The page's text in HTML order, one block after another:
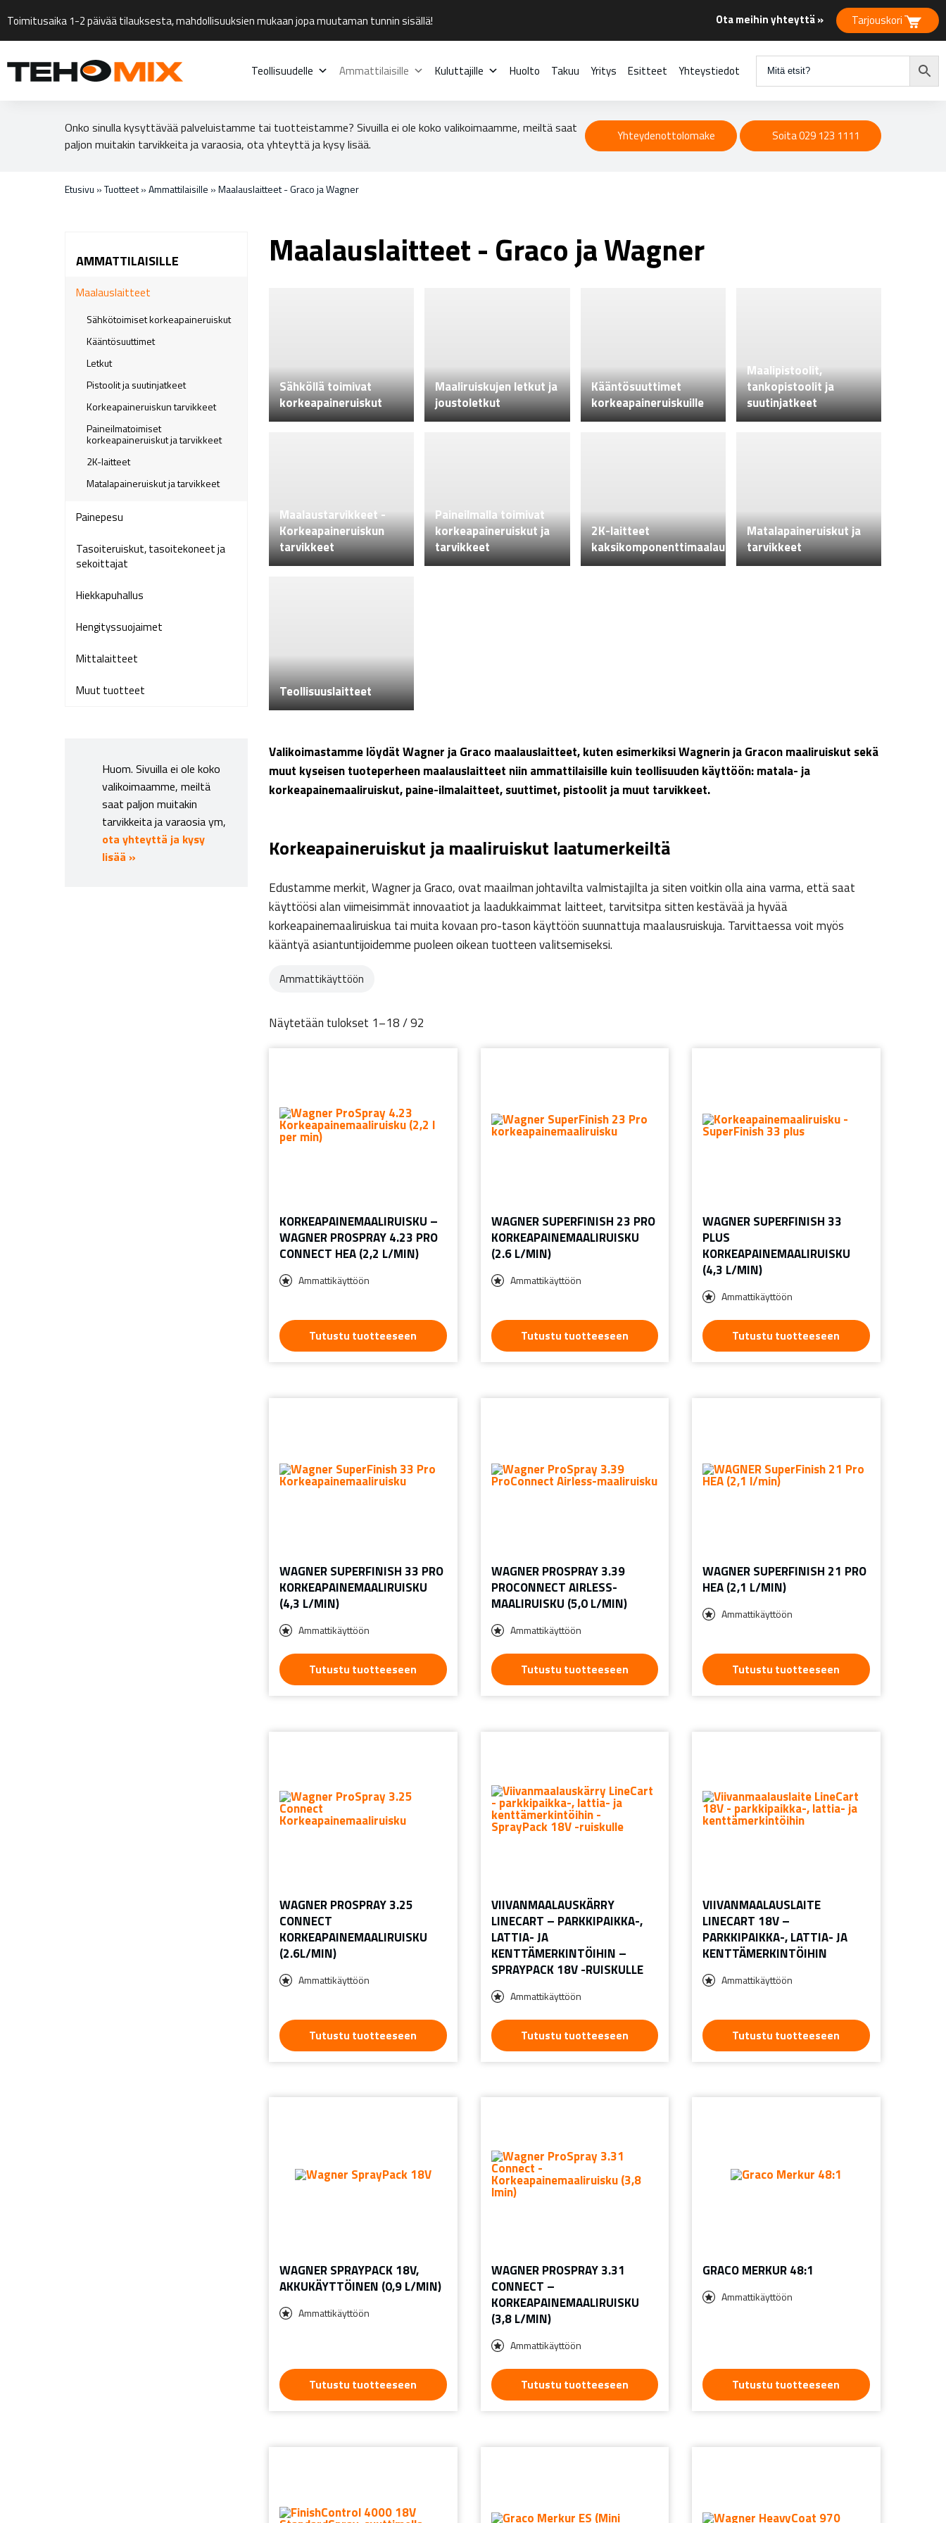
Toimitusaika 1-2 päivää tilauksesta, mahdollisuuksien mukaan jopa muutaman tunnin sisällä! Ota meihin yhteyttä » Tarjouskori
Teollisuudelle Ammattilaisille Kuluttajille Huolto Takuu Yritys Esitteet Yhteystiedot
Onko sinulla kysyttävää palveluistamme tai tuotteistamme? Sivuilla ei ole koko valikoimaamme, meiltä saat
paljon muitakin tarvikkeita ja varaosia, ota yhteyttä ja kysy lisää.
Yhteydenottolomake Soita 029 123 1111
Etusivu »Tuotteet»Ammattilaisille »Maalauslaitteet - Graco ja Wagner
AMMATTILAISILLE
Maalauslaitteet
Sähkötoimiset korkeapaineruiskut
Kääntösuuttimet
Letkut
Pistoolit ja suutinjatkeet
Korkeapaineruiskun tarvikkeet
Paineilmatoimiset
korkeapaineruiskut ja tarvikkeet
2K-laitteet
Matalapaineruiskut ja tarvikkeet
Painepesu
Tasoiteruiskut, tasoitekoneet ja
sekoittajat
Hiekkapuhallus
Hengityssuojaimet
Mittalaitteet
Muut tuotteet
Huom. Sivuilla ei ole koko
valikoimaamme, meiltä
saat paljon muitakin
tarvikkeita ja varaosia ym,
ota yhteyttä ja kysy
lisää »
Maalauslaitteet - Graco ja Wagner
Sähköllä toimivat
korkeapaineruiskut
Maaliruiskujen letkut ja
joustoletkut
Kääntösuuttimet
korkeapaineruiskuille
Maalipistoolit,
tankopistoolit ja
suutinjatkeet
Maalaustarvikkeet -
Korkeapaineruiskun
tarvikkeet
Paineilmalla toimivat
korkeapaineruiskut ja
tarvikkeet
2K-laitteet
kaksikomponenttimaalaukseen
Matalapaineruiskut ja
tarvikkeet
Teollisuuslaitteet
Valikoimastamme löydät Wagner ja Graco maalauslaitteet, kuten esimerkiksi Wagnerin ja Gracon maaliruiskut sekä
muut kyseisen tuoteperheen maalauslaitteet niin ammattilaisille kuin teollisuuden käyttöön: matala- ja
korkeapainemaaliruiskut, paine-ilmalaitteet, suuttimet, pistoolit ja muut tarvikkeet.
Korkeapaineruiskut ja maaliruiskut laatumerkeiltä
Edustamme merkit, Wagner ja Graco, ovat maailman johtavilta valmistajilta ja siten voitkin olla aina varma, että saat
käyttöösi alan viimeisimmät innovaatiot ja laadukkaimmat laitteet, tarvitsitpa sitten kestävää ja hyvää
korkeapainemaaliruiskua tai muita kovaan pro-tason käyttöön suunnattuja maalausruiskuja. Tarvittaessa voit myös
kääntyä asiantuntijoidemme puoleen oikean tuotteen valitsemiseksi.
Ammattikäyttöön
Näytetään tulokset 1–18 / 92
KORKEAPAINEMAALIRUISKU –
WAGNER PROSPRAY 4.23 PRO
CONNECT HEA (2,2 L/MIN)
Ammattikäyttöön
Tutustu tuotteeseen
WAGNER SUPERFINISH 23 PRO
KORKEAPAINEMAALIRUISKU
(2.6 L/MIN)
Ammattikäyttöön
Tutustu tuotteeseen
WAGNER SUPERFINISH 33
PLUS
KORKEAPAINEMAALIRUISKU
(4,3 L/MIN)
Ammattikäyttöön
Tutustu tuotteeseen
WAGNER SUPERFINISH 33 PRO
KORKEAPAINEMAALIRUISKU
(4,3 L/MIN)
Ammattikäyttöön
Tutustu tuotteeseen
WAGNER PROSPRAY 3.39
PROCONNECT AIRLESS-
MAALIRUISKU (5,0 L/MIN)
Ammattikäyttöön
Tutustu tuotteeseen
WAGNER SUPERFINISH 21 PRO
HEA (2,1 L/MIN)
Ammattikäyttöön
Tutustu tuotteeseen
WAGNER PROSPRAY 3.25
CONNECT
KORKEAPAINEMAALIRUISKU
(2.6L/MIN)
Ammattikäyttöön
Tutustu tuotteeseen
VIIVANMAALAUSKÄRRY
LINECART – PARKKIPAIKKA-,
LATTIA- JA
KENTTÄMERKINTÖIHIN –
SPRAYPACK 18V -RUISKULLE
Ammattikäyttöön
Tutustu tuotteeseen
VIIVANMAALAUSLAITE
LINECART 18V –
PARKKIPAIKKA-, LATTIA- JA
KENTTÄMERKINTÖIHIN
Ammattikäyttöön
Tutustu tuotteeseen
WAGNER SPRAYPACK 18V,
AKKUKÄYTTÖINEN (0,9 L/MIN)
Ammattikäyttöön
Tutustu tuotteeseen
WAGNER PROSPRAY 3.31
CONNECT –
KORKEAPAINEMAALIRUISKU
(3,8 L/MIN)
Ammattikäyttöön
Tutustu tuotteeseen
GRACO MERKUR 48:1
Ammattikäyttöön
Tutustu tuotteeseen